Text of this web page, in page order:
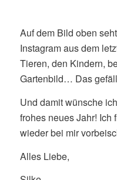
Auf dem Bild oben
Instagram aus dem
Tieren, den Kindern,
Gartenbild… Das
Und damit wünsche
frohes neues Jahr! Ich
wieder bei mir
Alles Liebe,